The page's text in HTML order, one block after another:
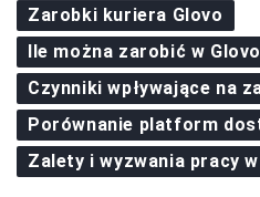
Zarobki kuriera Glovo
Ile można zarobić w Glovo
Czynniki wpływające na
Porównanie platform
Zalety i wyzwania pracy